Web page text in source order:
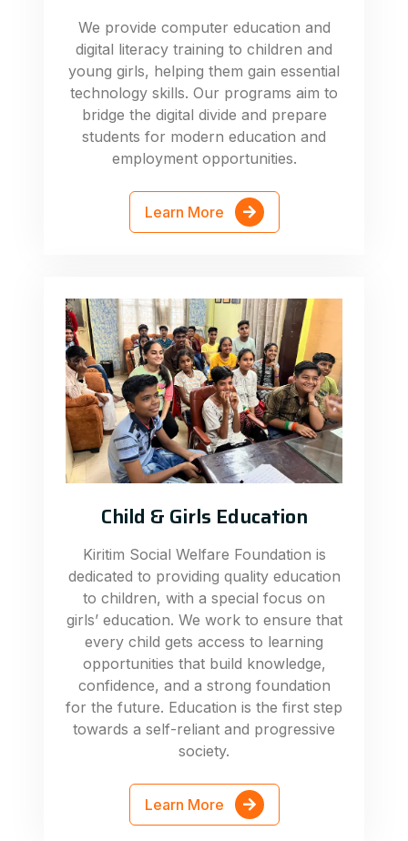
We provide computer education and
digital literacy training to children and
young girls, helping them gain essential
technology skills. Our programs aim to
bridge the digital divide and prepare
students for modern education and
employment opportunities.
Learn More
Child & Girls Education
Kiritim Social Welfare Foundation is
dedicated to providing quality education
to children, with a special focus on
girls’ education. We work to ensure that
every child gets access to learning
opportunities that build knowledge,
confidence, and a strong foundation
for the future. Education is the first step
towards a self-reliant and progressive
society.
Learn More